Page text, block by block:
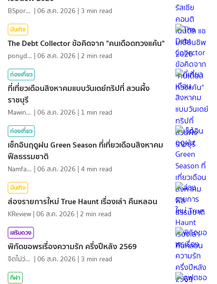
BSports8 |06 ส.ค. 2026 | 3 min read
บันเทิง
The Debt Collector ข้อคิดจาก "คนเดือดทวงแค้น"
ponydiary |06 ส.ค. 2026 | 2 min read
ท่องเที่ยว
ที่เที่ยวเดือนสิงหาคมแบบวันเดย์ทริปที่ สวนผึ้ง
ราชบุรี
MawinMatravel |06 ส.ค. 2026 | 1 min read
ท่องเที่ยว
เช็กอินฤดูฝน Green Season ที่เที่ยวเดือนสิงหาคม
ฟีลธรรมชาติ
NamfahPhupha |06 ส.ค. 2026 |4 min read
บันเทิง
ส่องรายการใหม่ True Haunt เรื่องเล่า คืนหลอน
KReview |06 ส.ค. 2026 | 2 min read
เสริมดวง
พิกัดขอพรเรื่องความรัก ครึ่งปีหลัง 2569
จิตไม่ว่าง |06 ส.ค. 2026 | 3 min read
กีฬา